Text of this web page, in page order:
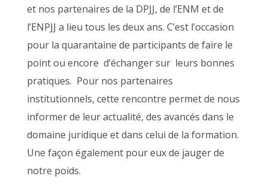
et nos partenaires de la DPJJ, de l’ENM et de
l’ENPJJ a lieu tous les deux ans. C’est l’occasion
pour la quarantaine de participants de faire le
point ou encore d’échanger sur leurs bonnes
pratiques. Pour nos partenaires
institutionnels, cette rencontre permet de nous
informer de leur actualité, des avancés dans le
domaine juridique et dans celui de la formation.
Une façon également pour eux de jauger de
notre poids.